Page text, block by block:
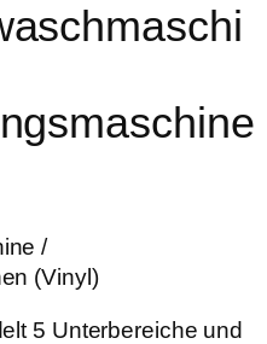
/
(Vinyl)
5 Unterbereiche und